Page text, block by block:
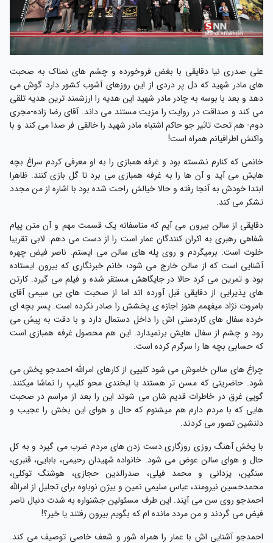
علی صدری نیا دقایقی با بغض فروخورده و چشم های نمناک به صحبت
های مادر شهید که دل پر دردی از این روزهای آشوب کشور دارد گوش می
دهد و بعد با بوسه به چادر مادر شهید این هدیه را ارزشمند ترین هدیه تلقی
می کند و صداقت در روایت را مزیت مستند می داند. آقای رضا زاده-مجری
دوم- هم تحت تاثیر جو حاکم اشتباه مادر شهید را خالقی فر صدا می کند و با
واکنش اطرافیانم همراه است!
خانمی که کنارم نشسته بود و غرفه همبازی را به او معرفی کردم سراغ بچه
هایش می آید و آن ها را به غرفه همبازی می برد تا گل بازی کنند. ظاهرا
ابتدا خودش به آنجا رفته و حالا خیالش راحت شده بود با اشاره از من مجدد
تشکر می کند.
دقایقی از سالن بیرون می آیم که متاسفانه یک قسمت مهم و آن متن پیام
شفاهی رهبری به اکران کنندگان عمار است را از دست می دهم. لابی تقریبا
خلوت است. برمیگردم و روی پله های سالن می ایستم. ناصر فیض چهره
آشنایی است که از سالن خارج می شود؛ خانم خبرنگاری که بیرون ایستاده
بود و تمرین می کرد حالا در جایگاهش مستقر شده و فیلم می گیرد. کارتن
های پذیرایی از دقایقی قبل آورده اند اما از صحبت های بی سیمی آقای
بامروت نژاد میفهمم هنوز اجازه ی پخشش را صادر نکرده است. پسر بچه ای
خرده سفال های کاردستی اش را داخل دستمال دارد و با دقت به پیش می
رود و چشم از سفال هایش برنمیدارد. این هم محصول غرفه همبازی است
که حسابی بچه ها را سرگرم کرده است.
چراغ های سالن خاموش می شود کلیپی از کارهای امرالله احمدجو پخش می
شود. حاضرینی که مسن تر هستند با لبخندی محو کلیپ را تماشا میکنند.
گویی غرق در خاطرات قدیم شان می شوند این را بعد از مراسم در صحبت
هایی که با مردم دارم هم میشنوم که حال و هوای این بخش را عجیب و
دلنشین تصور می کردند.
با پخش آهنگ روزی روزگاری دست زدن های مردم ضرب می گیرد و به کل
حال و هوای سالن عوض می شود. خانواده شهیدان رحیمی، بابایی، قنبری،
سنگین، یزدانی و محمد فیلی، صدرالدین حجازی، هوشنگ توکلی،
محمدحسین نیرومند، عباس سلیمی نمین و بیژن نوباوه برای تجلیل از امرالله
احمدجو روی سن می آیند. این طرف مسئولین جشنواره به شدت دنبال ناصر
فیض می گردند و من مردد مانده ام که بگویم بیرون رفتند یا خیر؟!
احمدجو آشنایی اش با عمار را همراه شور و شعف خاصی توصیف می کند.